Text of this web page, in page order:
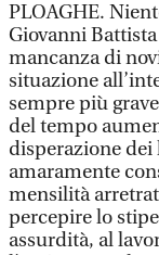
PLOAGHE.
Giovanni
mancanza di
situazione
sempre più
del tempo
disperazione
amaramente
mensilità
percepire lo
assurdità, al